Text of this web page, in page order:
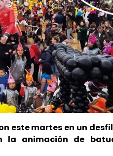
este martes en un
la animación de